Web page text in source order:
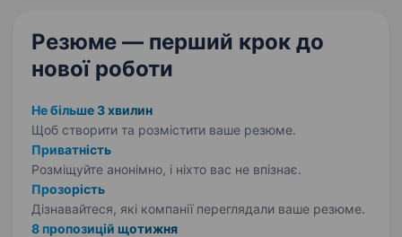
Резюме — перший крок до
нової роботи
Не більше 3 хвилин
Щоб створити та розмістити ваше резюме.
Приватність
Розміщуйте анонімно, і ніхто вас не впізнає.
Прозорість
Дізнавайтеся, які компанії переглядали ваше резюме.
8 пропозицій щотижня